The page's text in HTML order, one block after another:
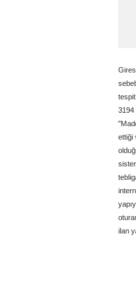
3194
ettiği
ilan